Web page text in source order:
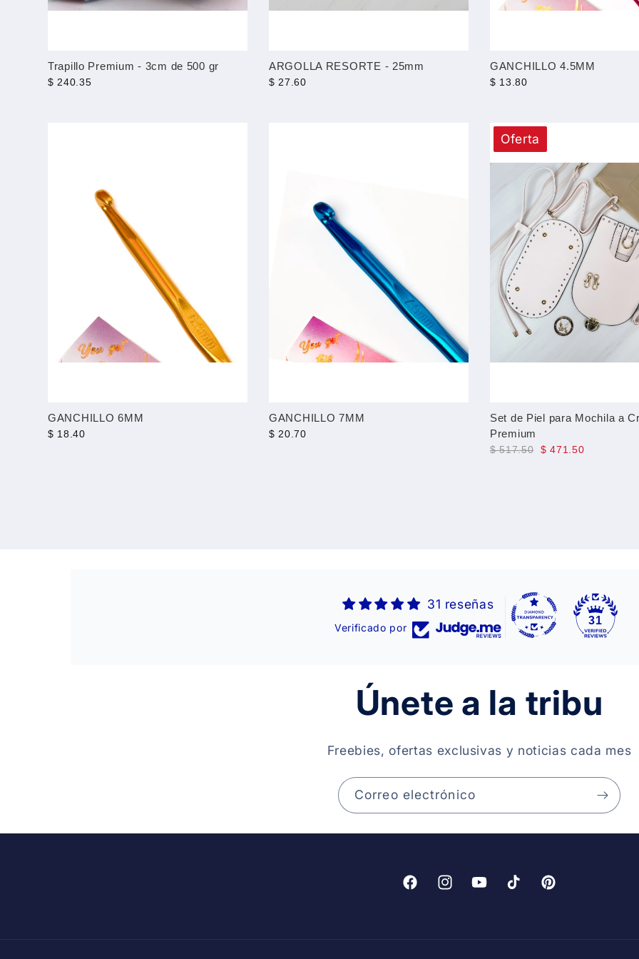
Trapillo Premium - 3cm de 500 gr
$ 240.35
ARGOLLA RESORTE - 25mm
$ 27.60
GANCHILLO 4.5MM
$ 13.80
GANCHILLO 6MM
$ 18.40
GANCHILLO 7MM
$ 20.70
Oferta
Set de Piel para Mochila a
Premium
$ 517.50 $ 471.50
31 reseñas
Verificado por
31
Únete a la tribu
Freebies, ofertas exclusivas y noticias cada mes
Correo electrónico
FacebookInstagramYouTubeTikTok Pinterest